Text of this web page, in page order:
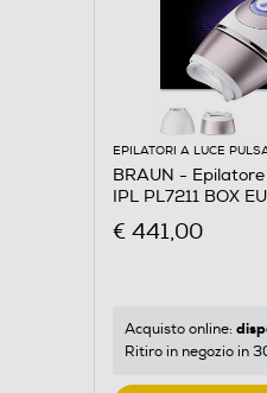
EPILATORI A LUCE
BRAUN -
IPL PL7211 BOX
€ 441,00
Acquisto online:
Ritiro in negozio in